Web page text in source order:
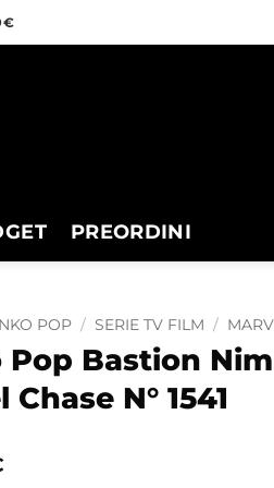
PREORDINI
POP / SERIE TV FILM /
Pop Bastion
N° 1541